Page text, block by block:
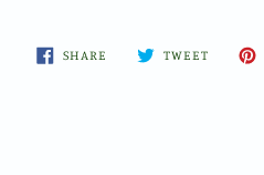
SHARE SHARE
TWEETTWEET